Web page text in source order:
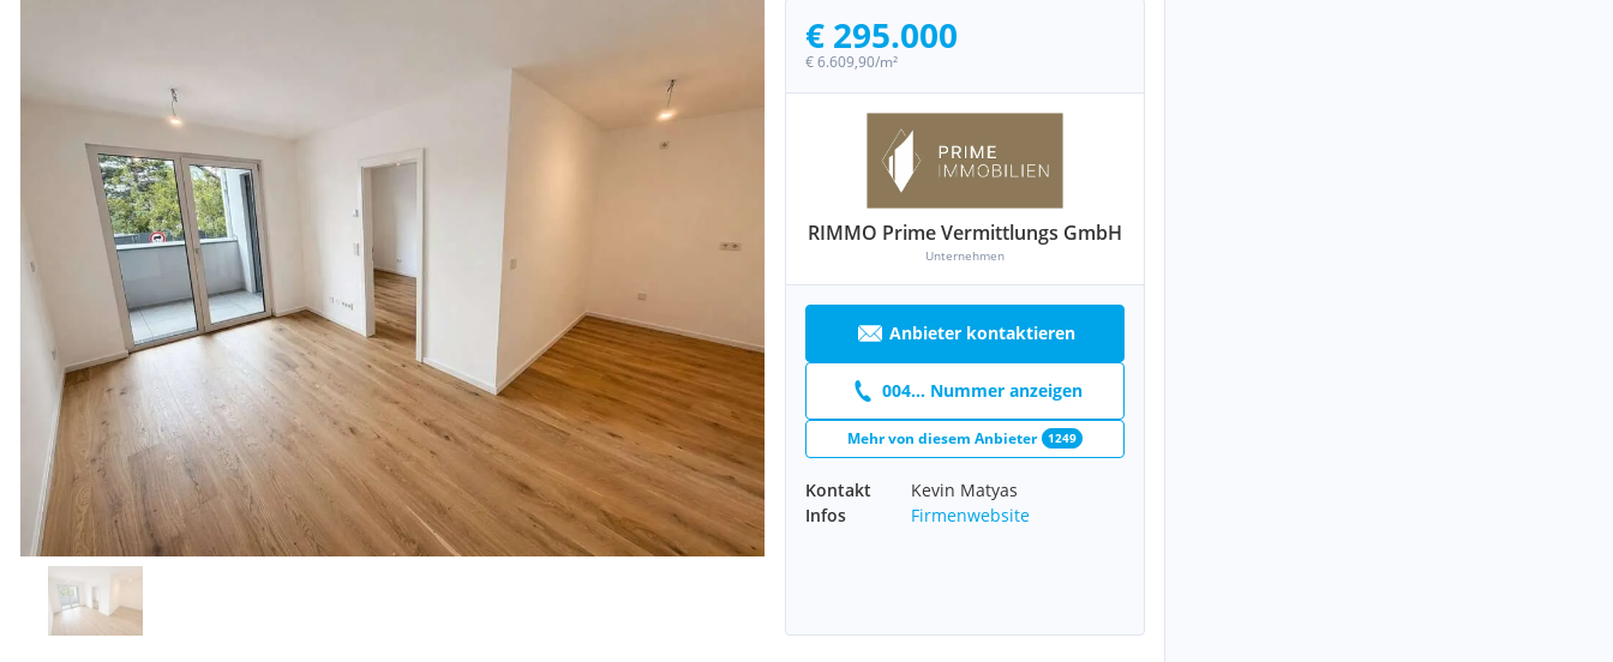
€ 295.000
€ 6.609,90/m²
RIMMO Prime Vermittlungs GmbH
Unternehmen
Anbieter kontaktieren
004... Nummer anzeigen
Mehr von diesem Anbieter 1249
Kontakt
Kevin Matyas
Infos
Firmenwebsite